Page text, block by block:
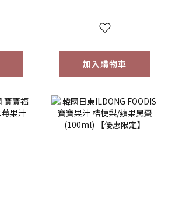
加入購物車